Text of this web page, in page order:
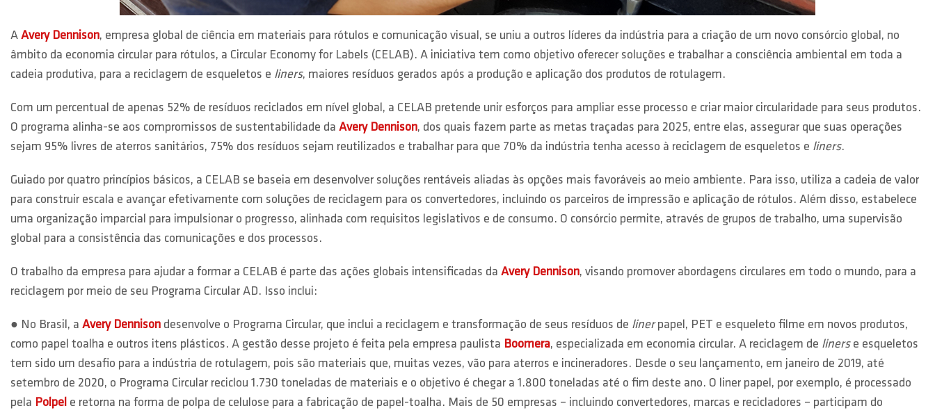
A Avery Dennison, empresa global de ciência em materiais para rótulos e comunicação visual, se uniu a outros líderes da indústria para a criação de um novo consórcio global, no
âmbito da economia circular para rótulos, a Circular Economy for Labels (CELAB). A iniciativa tem como objetivo oferecer soluções e trabalhar a consciência ambiental em toda a
cadeia produtiva, para a reciclagem de esqueletos e liners, maiores resíduos gerados após a produção e aplicação dos produtos de rotulagem.
Com um percentual de apenas 52% de resíduos reciclados em nível global, a CELAB pretende unir esforços para ampliar esse processo e criar maior circularidade para seus produtos.
O programa alinha-se aos compromissos de sustentabilidade da Avery Dennison, dos quais fazem parte as metas traçadas para 2025, entre elas, assegurar que suas operações
sejam 95% livres de aterros sanitários, 75% dos resíduos sejam reutilizados e trabalhar para que 70% da indústria tenha acesso à reciclagem de esqueletos e liners.
Guiado por quatro princípios básicos, a CELAB se baseia em desenvolver soluções rentáveis aliadas às opções mais favoráveis ao meio ambiente. Para isso, utiliza a cadeia de valor
para construir escala e avançar efetivamente com soluções de reciclagem para os convertedores, incluindo os parceiros de impressão e aplicação de rótulos. Além disso, estabelece
uma organização imparcial para impulsionar o progresso, alinhada com requisitos legislativos e de consumo. O consórcio permite, através de grupos de trabalho, uma supervisão
global para a consistência das comunicações e dos processos.
O trabalho da empresa para ajudar a formar a CELAB é parte das ações globais intensificadas da Avery Dennison, visando promover abordagens circulares em todo o mundo, para a
reciclagem por meio de seu Programa Circular AD. Isso inclui:
● No Brasil, a Avery Dennison desenvolve o Programa Circular, que inclui a reciclagem e transformação de seus resíduos de linerpapel, PET e esqueleto filme em novos produtos,
como papel toalha e outros itens plásticos. A gestão desse projeto é feita pela empresa paulista Boomera, especializada em economia circular. A reciclagem de linerse esqueletos
tem sido um desafio para a indústria de rotulagem, pois são materiais que, muitas vezes, vão para aterros e incineradores. Desde o seu lançamento, em janeiro de 2019, até
setembro de 2020, o Programa Circular reciclou 1.730 toneladas de materiais e o objetivo é chegar a 1.800 toneladas até o fim deste ano. O liner papel, por exemplo, é processado
pela Polpel e retorna na forma de polpa de celulose para a fabricação de papel-toalha. Mais de 50 empresas – incluindo convertedores, marcas e recicladores – participam do